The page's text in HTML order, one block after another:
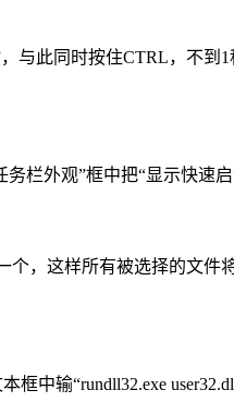
与此同时按住CTRL，不到
栏外观”框中把“显示快速启
，这样所有被选择的文件
中输“rundll32.exe